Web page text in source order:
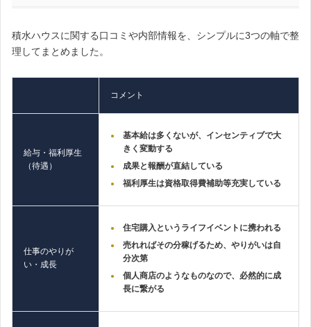
積水ハウスに関する口コミや内部情報を、シンプルに3つの軸で整
理してまとめました。
コメント
給与・福利厚生
（待遇）
基本給は多くないが、インセンティブで大
きく変動する
成果と報酬が直結している
福利厚生は資格取得費補助等充実している
仕事のやりが
い・成長
住宅購入というライフイベントに携われる
売れればその分稼げるため、やりがいは自
分次第
個人商店のようなものなので、必然的に成
長に繋がる